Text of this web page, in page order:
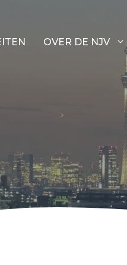
OVER DE NJV